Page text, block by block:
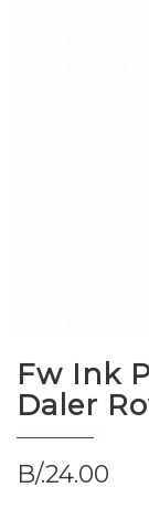
Fw Ink
Daler
B/.24.00